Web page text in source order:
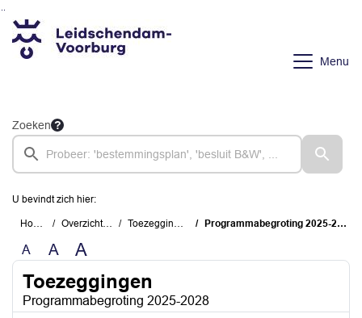
Ga naar de inhoud van deze pagina
Ga naar het zoeken
Ga naar het menu
Menu
Zoeken
U bevindt zich hier:
Home Overzichten Toezeggingen Programmabegroting 2025-2028
A A A
Toezeggingen
Programmabegroting 2025-2028